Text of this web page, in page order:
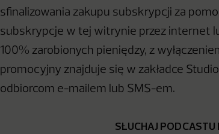
sfinalizowania zakupu subskrypcji za
subskrypcje w tej witrynie przez internet
100% zarobionych pieniędzy, z
promocyjny znajduje się w zakładce
odbiorcom e-mailem lub SMS-em.
SŁUCHAJ